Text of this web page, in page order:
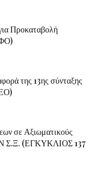
Προκαταβολή
της 13ης σύνταξης
σε Αξιωματικούς
Σ.Ξ. (ΕΓΚΥΚΛΙΟΣ 137